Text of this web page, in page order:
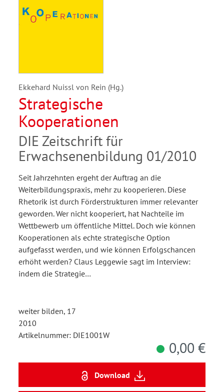
Ekkehard Nuissl von Rein (Hg.)
Strategische
Kooperationen
DIE Zeitschrift für
Erwachsenenbildung 01/2010
Seit Jahrzehnten ergeht der Auftrag an die
Weiterbildungspraxis, mehr zu kooperieren. Diese
Rhetorik ist durch Förderstrukturen immer relevanter
geworden. Wer nicht kooperiert, hat Nachteile im
Wettbewerb um öffentliche Mittel. Doch wie können
Kooperationen als echte strategische Option
aufgefasst werden, und wie können Erfolgschancen
erhöht werden? Claus Leggewie sagt im Interview:
indem die Strategie…
weiter bilden, 17
2010
Artikelnummer: DIE1001W
0,00 €
Download